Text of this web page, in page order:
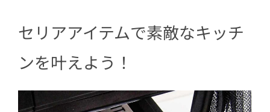
セリアアイテムで素敵なキッチ
ンを叶えよう！